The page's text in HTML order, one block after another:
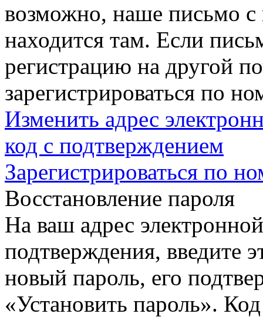
возможно, наше письмо с
находится там. Если
регистрацию на другой
зарегистрироваться по
Изменить адрес
код с подтверждением
Зарегистрироваться по
Восстановление пароля
На ваш адрес
подтверждения, введите
новый пароль, его
«Установить пароль».